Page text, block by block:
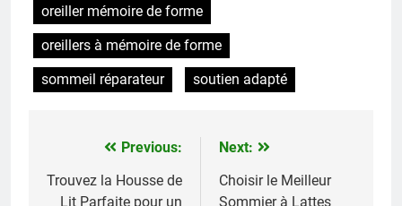
oreiller mémoire de forme
oreillers à mémoire de forme
sommeil réparateur
soutien adapté
Navigation
de
Previous:
Trouvez la Housse de
Lit Parfaite pour un
Next:
Choisir le Meilleur
Sommier à Lattes